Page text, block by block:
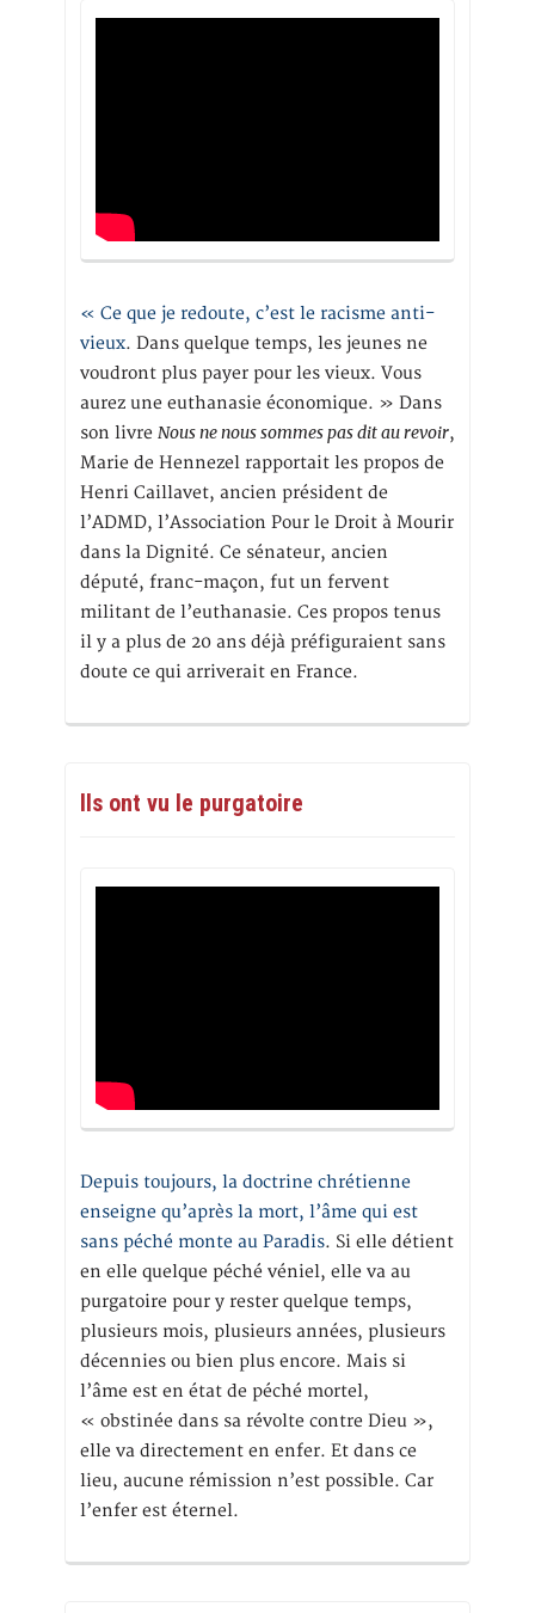
« Ce que je redoute, c’est le racisme anti-
vieux. Dans quelque temps, les jeunes ne
voudront plus payer pour les vieux. Vous
aurez une euthanasie économique. » Dans
son livre Nous ne nous sommes pas dit au revoir,
Marie de Hennezel rapportait les propos de
Henri Caillavet, ancien président de
l’ADMD, l’Association Pour le Droit à Mourir
dans la Dignité. Ce sénateur, ancien
député, franc-maçon, fut un fervent
militant de l’euthanasie. Ces propos tenus
il y a plus de 20 ans déjà préfiguraient sans
doute ce qui arriverait en France.
Ils ont vu le purgatoire
Depuis toujours, la doctrine chrétienne
enseigne qu’après la mort, l’âme qui est
sans péché monte au Paradis. Si elle détient
en elle quelque péché véniel, elle va au
purgatoire pour y rester quelque temps,
plusieurs mois, plusieurs années, plusieurs
décennies ou bien plus encore. Mais si
l’âme est en état de péché mortel,
« obstinée dans sa révolte contre Dieu »,
elle va directement en enfer. Et dans ce
lieu, aucune rémission n’est possible. Car
l’enfer est éternel.